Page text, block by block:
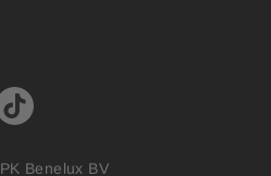
PK Benelux BV